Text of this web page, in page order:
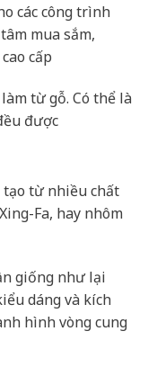
các công trình
mua sắm,
cấp
từ gỗ. Có thể là
được
tạo từ nhiều chất
Fa, hay nhôm
giống như lại
dáng và kích
hình vòng cung